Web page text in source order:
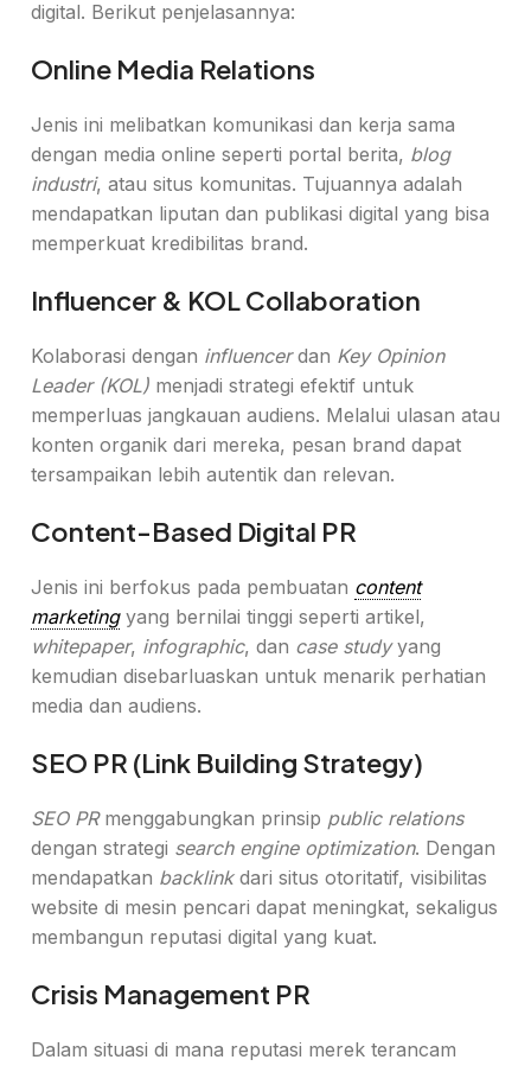
digital. Berikut penjelasannya:
Online Media Relations
Jenis ini melibatkan komunikasi dan kerja sama
dengan media online seperti portal berita, blog
industri, atau situs komunitas. Tujuannya adalah
mendapatkan liputan dan publikasi digital yang bisa
memperkuat kredibilitas brand.
Influencer & KOL Collaboration
Kolaborasi dengan influencerdan Key Opinion
Leader (KOL) menjadi strategi efektif untuk
memperluas jangkauan audiens. Melalui ulasan atau
konten organik dari mereka, pesan brand dapat
tersampaikan lebih autentik dan relevan.
Content-Based Digital PR
Jenis ini berfokus pada pembuatan content
marketingyang bernilai tinggi seperti artikel,
whitepaper, infographic, dan case studyyang
kemudian disebarluaskan untuk menarik perhatian
media dan audiens.
SEO PR (Link Building Strategy)
SEO PRmenggabungkan prinsip public relations
dengan strategi search engine optimization. Dengan
mendapatkan backlinkdari situs otoritatif, visibilitas
website di mesin pencari dapat meningkat, sekaligus
membangun reputasi digital yang kuat.
Crisis Management PR
Dalam situasi di mana reputasi merek terancam